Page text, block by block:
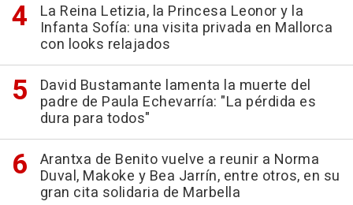
La Reina Letizia, la Princesa Leonor y la
Infanta Sofía: una visita privada en Mallorca
con looks relajados
David Bustamante lamenta la muerte del
padre de Paula Echevarría: "La pérdida es
dura para todos"
Arantxa de Benito vuelve a reunir a Norma
Duval, Makoke y Bea Jarrín, entre otros, en su
gran cita solidaria de Marbella